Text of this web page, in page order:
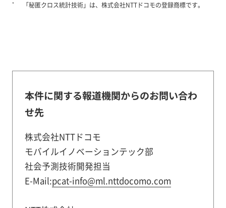
* 「秘匿クロス統計技術」は、株式会社NTTドコモの登録商標です。
本件に関する報道機関からのお問い合わ
せ先
株式会社NTTドコモ
モバイルイノベーションテック部
社会予測技術開発担当
E-Mail:pcat-info@ml.nttdocomo.com